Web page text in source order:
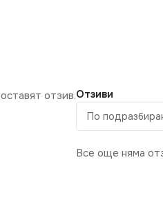
Отзиви
Все още няма
отзив.